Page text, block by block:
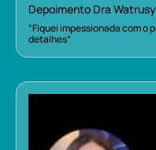
Depoimento Dra
“Fiquei impessionada com o
detalhes”